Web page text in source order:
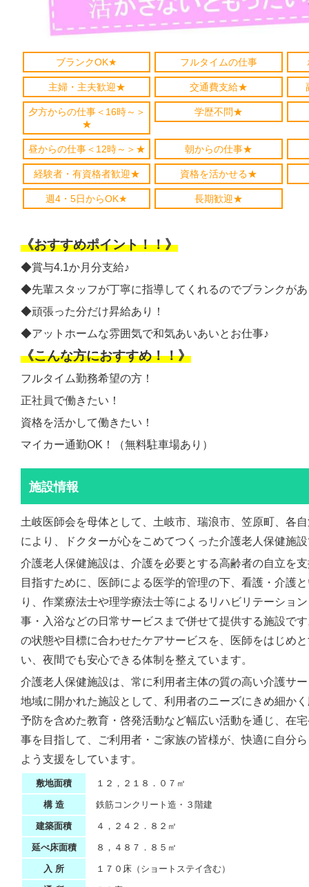
ブランクOK★ フルタイムの仕事
主婦・主夫歓迎★ 交通費支給★
夕方からの仕事＜16時～＞
★
学歴不問★
昼からの仕事＜12時～＞★ 朝からの仕事★
経験者・有資格者歓迎★ 資格を活かせる★
週4・5日からOK★ 長期歓迎★
《おすすめポイント！！》
◆賞与4.1か月分支給♪
◆先輩スタッフが丁寧に指導してくれるのでブランクが
◆頑張った分だけ昇給あり！
◆アットホームな雰囲気で和気あいあいとお仕事♪
《こんな方におすすめ！！》
フルタイム勤務希望の方！
正社員で働きたい！
資格を活かして働きたい！
マイカー通勤OK！（無料駐車場あり）
施設情報
土岐医師会を母体として、土岐市、瑞浪市、笠原町、各
により、ドクターが心をこめてつくった介護老人保健施
介護老人保健施設は、介護を必要とする高齢者の自立を
目指すために、医師による医学的管理の下、看護・介護
り、作業療法士や理学療法士等によるリハビリテーショ
事・入浴などの日常サービスまで併せて提供する施設で
の状態や目標に合わせたケアサービスを、医師をはじめ
い、夜間でも安心できる体制を整えています。
介護老人保健施設は、常に利用者主体の質の高い介護サ
地域に開かれた施設として、利用者のニーズにきめ細か
予防を含めた教育・啓発活動など幅広い活動を通じ、在
事を目指して、ご利用者・ご家族の皆様が、快適に自分
よう支援をしています。
敷地面積 １２，２１８．０７㎡
構 造 鉄筋コンクリート造・３階建
建築面積 ４，２４２．８２㎡
延べ床面積 ８，４８７．８５㎡
入 所 １７０床（ショートステイ含む）